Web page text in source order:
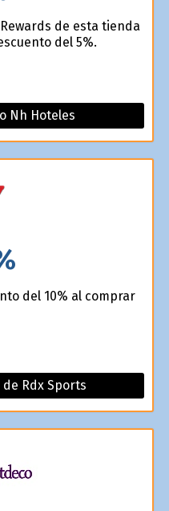
de esta tienda
del 5%.
Nh Hoteles
del 10% al comprar
Rdx Sports